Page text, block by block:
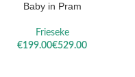
Baby in Pram
Frieseke
€
€